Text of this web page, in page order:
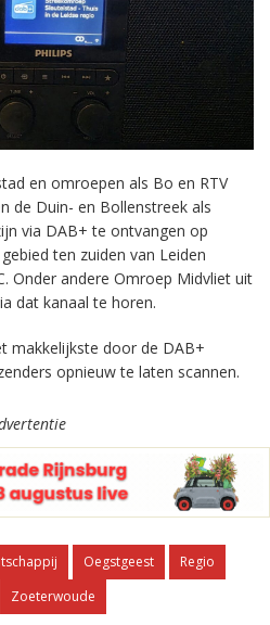
en omroepen als Bo en RTV
de Duin- en Bollenstreek als
via DAB+ te ontvangen op
ten zuiden van Leiden
Onder andere Omroep Midvliet uit
dat kanaal te horen.
makkelijkste door de DAB+
opnieuw te laten scannen.
Oegstgeest
Regio
Zoeterwoude